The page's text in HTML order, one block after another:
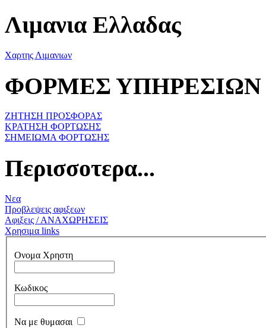
Λιμανια Ελλαδας
Χαρτης Λιμανιων
ΦΟΡΜΕΣ ΥΠΗΡΕΣΙΩΝ
ΖΗΤΗΣΗ ΠΡΟΣΦΟΡΑΣ
ΚΡΑΤΗΣΗ ΦΟΡΤΩΣΗΣ
ΣΗΜΕΙΩΜΑ ΦΟΡΤΩΣΗΣ
Περισσοτερα...
Νεα
Προβλεψεις αφιξεων
Αφιξεις / ΑΝΑΧΩΡΗΣΕΙΣ
Χρησιμα links
Ονομα Χρηστη
Κωδικος
Να με θυμασαι